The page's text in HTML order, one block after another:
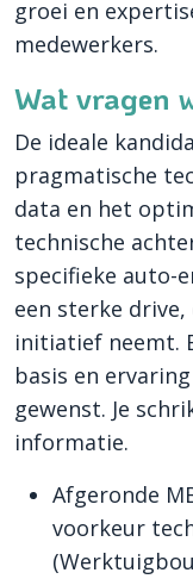
groei en
medewerkers.
Wat vragen
De ideale
pragmatische
data en het
technische
specifieke auto-
een sterke
initiatief neemt.
basis en
gewenst. Je
informatie.
Afgeronde
voorkeur